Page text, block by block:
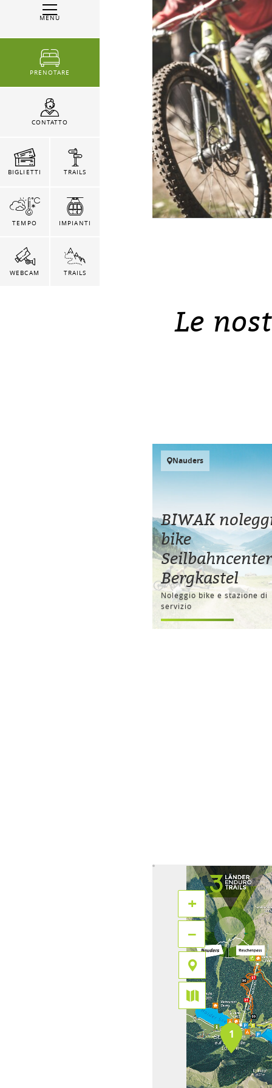
MENÙ
PRENOTARE
CONTATTO
BIGLIETTI TRAILS
TEMPO IMPIANTI
WEBCAM TRAILS
Le
Nauders
BIWAK
bike
Seilbahncenter
Bergkastel
Noleggio bike e stazione di
servizio
1
+
−